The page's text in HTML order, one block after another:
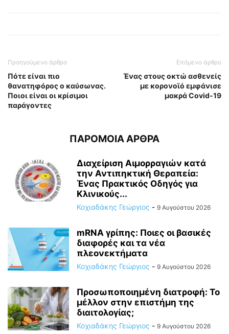
Προηγούμενο άρθρο
Πότε είναι πιο
θανατηφόρος ο καύσωνας.
Ποιοι είναι οι κρίσιμοι
παράγοντες
Επόμενο άρθρο
Ένας στους οκτώ ασθενείς
με κορονοϊό εμφάνισε
μακρά Covid-19
ΠΑΡΟΜΟΙΑ ΑΡΘΡΑ
Διαχείριση Αιμορραγιών κατά
την Αντιπηκτική Θεραπεία:
Ένας Πρακτικός Οδηγός για
Κλινικούς...
Κοχιαδάκης Γεώργιος - 9 Αυγούστου 2026
mRNA γρίπης: Ποιες οι βασικές
διαφορές και τα νέα
πλεονεκτήματα
Κοχιαδάκης Γεώργιος - 9 Αυγούστου 2026
Προσωποποιημένη διατροφή: Το
μέλλον στην επιστήμη της
διαιτολογίας;
Κοχιαδάκης Γεώργιος - 9 Αυγούστου 2026